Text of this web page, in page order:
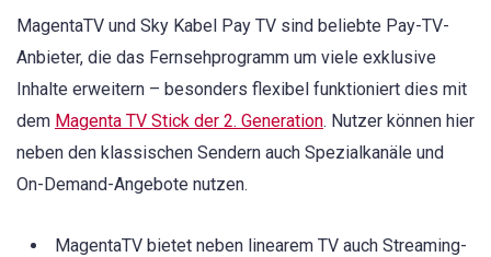
MagentaTV und Sky Kabel Pay TV sind beliebte Pay-TV-
Anbieter, die das Fernsehprogramm um viele exklusive
Inhalte erweitern – besonders flexibel funktioniert dies mit
dem Magenta TV Stick der 2. Generation. Nutzer können hier
neben den klassischen Sendern auch Spezialkanäle und
On-Demand-Angebote nutzen.
MagentaTV bietet neben linearem TV auch Streaming-